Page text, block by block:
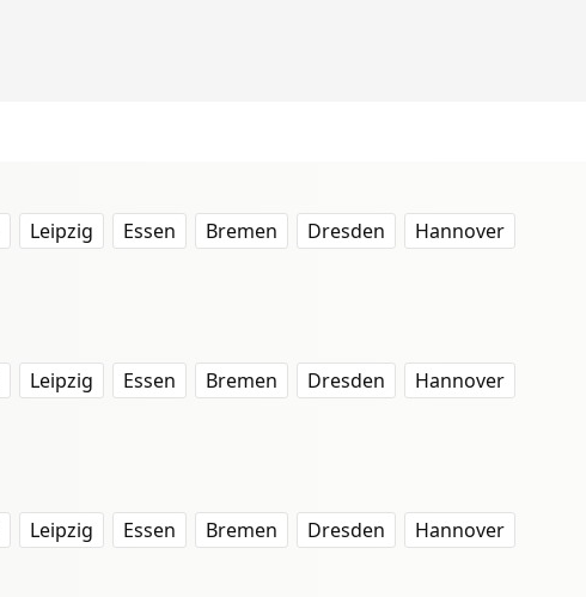
Leipzig Essen Bremen Dresden
Hannover
Leipzig Essen Bremen Dresden
Hannover
Leipzig Essen Bremen Dresden
Hannover